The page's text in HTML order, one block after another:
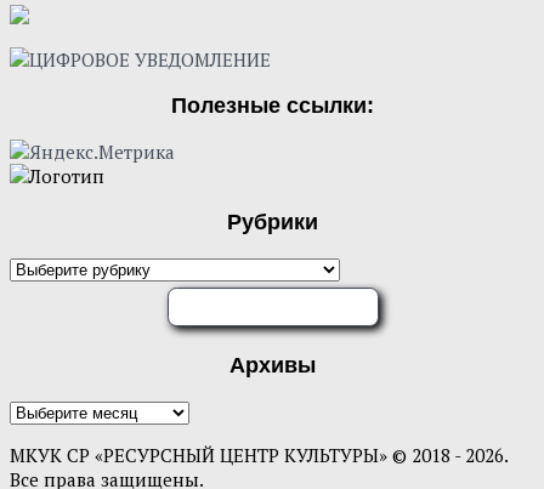
Полезные ссылки:
Рубрики
Рубрики
Архивы
Архивы
МКУК СР «РЕСУРСНЫЙ ЦЕНТР КУЛЬТУРЫ» © 2018 - 2026.
Все права защищены.